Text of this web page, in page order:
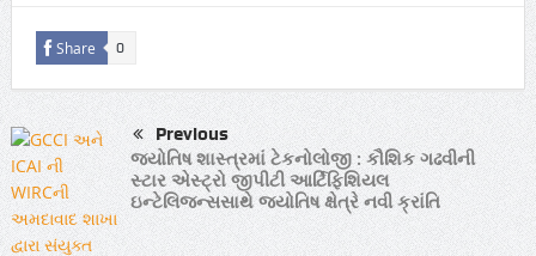
Share 0
Previous
જ્યોતિષ શાસ્ત્રમાં ટેકનોલોજી : કૌશિક ગઢવીની
સ્ટાર એસ્ટ્રો જીપીટી આર્ટિફિશિયલ
ઇન્ટેલિજન્સસાથે જ્યોતિષ ક્ષેત્રે નવી ક્રાંતિ